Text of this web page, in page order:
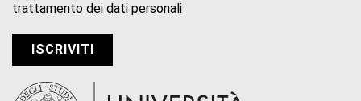
trattamento dei dati personali